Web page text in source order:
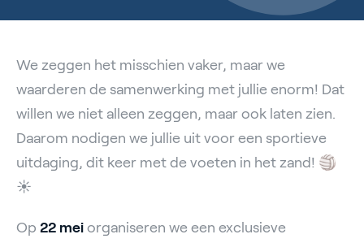
We zeggen het misschien vaker, maar we
waarderen de samenwerking met jullie enorm! Dat
willen we niet alleen zeggen, maar ook laten zien.
Daarom nodigen we jullie uit voor een sportieve
uitdaging, dit keer met de voeten in het zand! 🏐
☀️
Op 22 mei organiseren we een exclusieve